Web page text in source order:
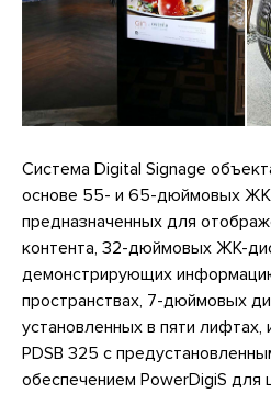
Система Digital Signage
основе 55- и 65-дюймовых
предназначенных для
контента, 32-дюймовых ЖК-
демонстрирующих
пространствах, 7-дюймовых
установленных в пяти
PDSB 325 с
обеспечением PowerDigiS для